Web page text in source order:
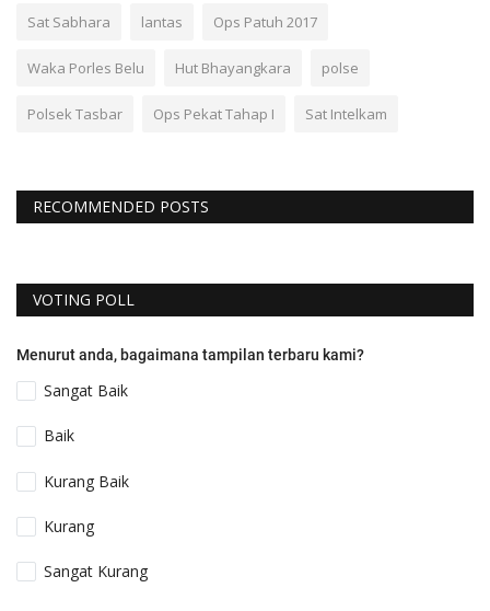
Sat Sabhara lantas Ops Patuh 2017
Waka Porles Belu Hut Bhayangkara polse
Polsek Tasbar Ops Pekat Tahap I Sat Intelkam
RECOMMENDED POSTS
VOTING POLL
Menurut anda, bagaimana tampilan terbaru kami?
Sangat Baik
Baik
Kurang Baik
Kurang
Sangat Kurang